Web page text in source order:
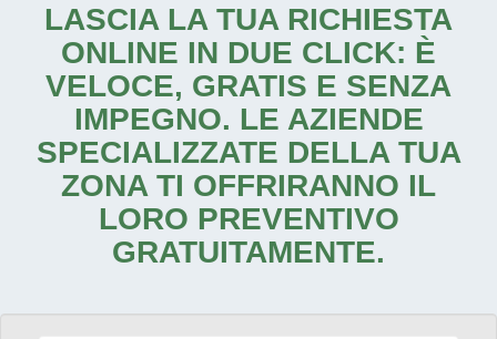
LASCIA LA TUA RICHIESTA
ONLINE IN DUE CLICK: È
VELOCE, GRATIS E SENZA
IMPEGNO. LE AZIENDE
SPECIALIZZATE DELLA TUA
ZONA TI OFFRIRANNO IL
LORO PREVENTIVO
GRATUITAMENTE.